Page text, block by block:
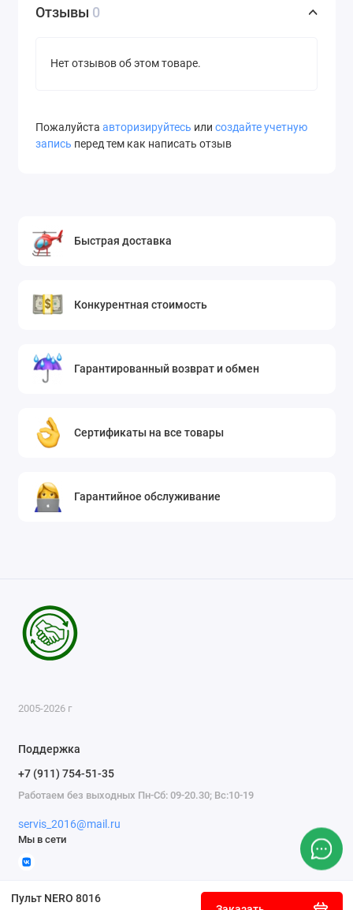
Пульт NERO 8016
Отзывы 0
Нет отзывов об этом товаре.
Пожалуйста авторизируйтесь или создайте учетную
запись перед тем как написать отзыв
Быстрая доставка
Конкурентная стоимость
Гарантированный возврат и обмен
Сертификаты на все товары
Гарантийное обслуживание
2005-2026 г
Поддержка
+7 (911) 754-51-35
Работаем без выходных Пн-Сб: 09-20.30; Вс:10-19
servis_2016@mail.ru
Мы в сети